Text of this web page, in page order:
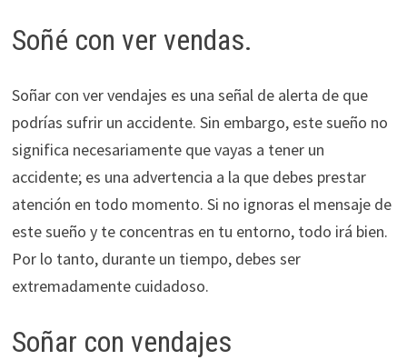
Soñé con ver vendas.
Soñar con ver vendajes es una señal de alerta de que
podrías sufrir un accidente. Sin embargo, este sueño no
significa necesariamente que vayas a tener un
accidente; es una advertencia a la que debes prestar
atención en todo momento. Si no ignoras el mensaje de
este sueño y te concentras en tu entorno, todo irá bien.
Por lo tanto, durante un tiempo, debes ser
extremadamente cuidadoso.
Soñar con vendajes